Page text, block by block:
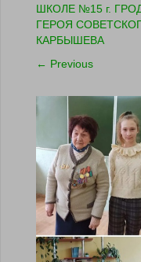
ШКОЛЕ №15 г.
ГЕРОЯ
КАРБЫШЕВА
← Previous